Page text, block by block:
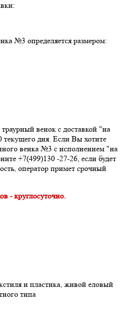
№3 определяется размером:
венок с доставкой "на
текущего дня. Если Вы хотите
венка №3 с исполнением "на
+7(499)130 -27-26, если будет
оператор примет срочный
- круглосуточно.
и пластика, живой еловый
типа